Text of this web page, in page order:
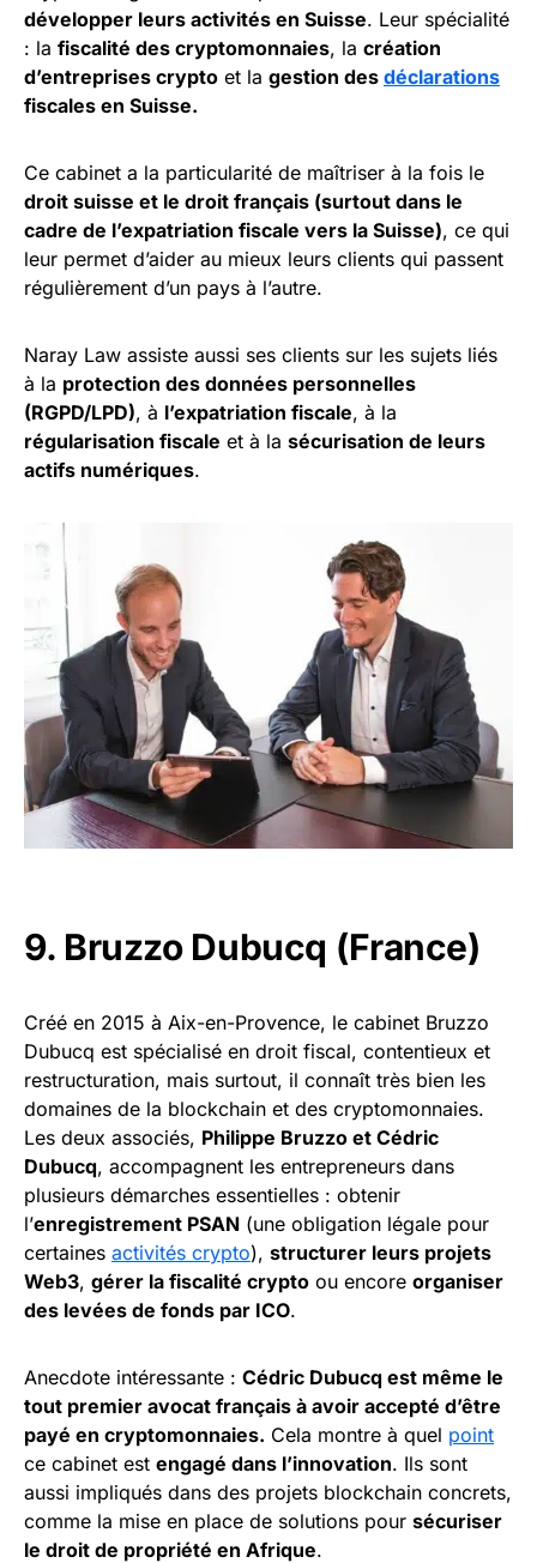
développer leurs activités en Suisse. Leur spécialité
: la fiscalité des cryptomonnaies, la création
d’entreprises crypto et la gestion des déclarations
fiscales en Suisse.
Ce cabinet a la particularité de maîtriser à la fois le
droit suisse et le droit français (surtout dans le
cadre de l’expatriation fiscale vers la Suisse), ce qui
leur permet d’aider au mieux leurs clients qui passent
régulièrement d’un pays à l’autre.
Naray Law assiste aussi ses clients sur les sujets liés
à la protection des données personnelles
(RGPD/LPD), à l’expatriation fiscale, à la
régularisation fiscale et à la sécurisation de leurs
actifs numériques.
9. Bruzzo Dubucq (France)
Créé en 2015 à Aix-en-Provence, le cabinet Bruzzo
Dubucq est spécialisé en droit fiscal, contentieux et
restructuration, mais surtout, il connaît très bien les
domaines de la blockchain et des cryptomonnaies.
Les deux associés, Philippe Bruzzo et Cédric
Dubucq, accompagnent les entrepreneurs dans
plusieurs démarches essentielles : obtenir
l’enregistrement PSAN (une obligation légale pour
certaines activités crypto), structurer leurs projets
Web3, gérer la fiscalité crypto ou encore organiser
des levées de fonds par ICO.
Anecdote intéressante : Cédric Dubucq est même le
tout premier avocat français à avoir accepté d’être
payé en cryptomonnaies. Cela montre à quel point
ce cabinet est engagé dans l’innovation. Ils sont
aussi impliqués dans des projets blockchain concrets,
comme la mise en place de solutions pour sécuriser
le droit de propriété en Afrique.